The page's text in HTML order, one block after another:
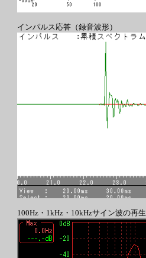
インパルス応答（録音波形）
100Hz・1kHz・10kHzサイン波の再生